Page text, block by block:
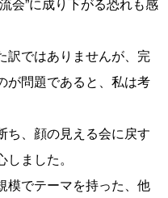
訳ではありませんが、完
が問題であると、私は考
ち、顔の見える会に戻す
ました。
模でテーマを持った、他